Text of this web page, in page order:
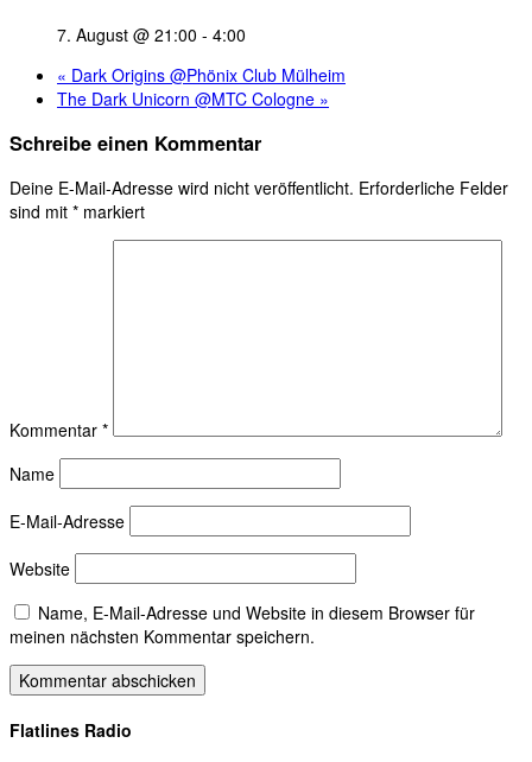
7. August @ 21:00 - 4:00
« Dark Origins @Phönix Club Mülheim
The Dark Unicorn @MTC Cologne »
Schreibe einen Kommentar
Deine E-Mail-Adresse wird nicht veröffentlicht. Erforderliche Felder
sind mit * markiert
Kommentar *
Name
E-Mail-Adresse
Website
Name, E-Mail-Adresse und Website in diesem Browser für
meinen nächsten Kommentar speichern.
Flatlines Radio